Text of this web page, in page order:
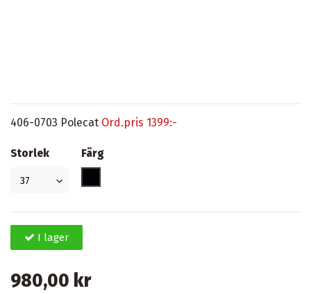
406-0703 Polecat Ord.pris 1399:-
Storlek
Färg
I lager
980,00 kr